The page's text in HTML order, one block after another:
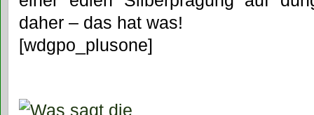
daher – das hat was!
[wdgpo_plusone]